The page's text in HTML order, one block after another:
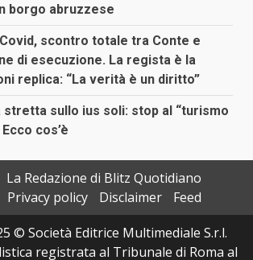
borgo abruzzese
scontro totale tra Conte e
di esecuzione. La regista è la
replica: “La verità è un diritto”
stretta sullo ius soli: stop al “turismo
cos’è
La Redazione di Blitz Quotidiano
Privacy policy Disclaimer
Feed
© Società Editrice Multimediale S.r.l.
registrata al Tribunale di Roma al